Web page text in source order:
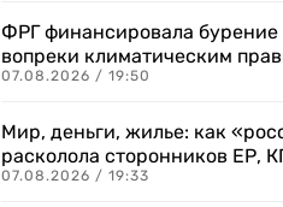
ФРГ финансировала
вопреки климатическим
07.08.2026 / 19:50
Мир, деньги, жилье: как
расколола сторонников ЕР,
07.08.2026 / 19:33